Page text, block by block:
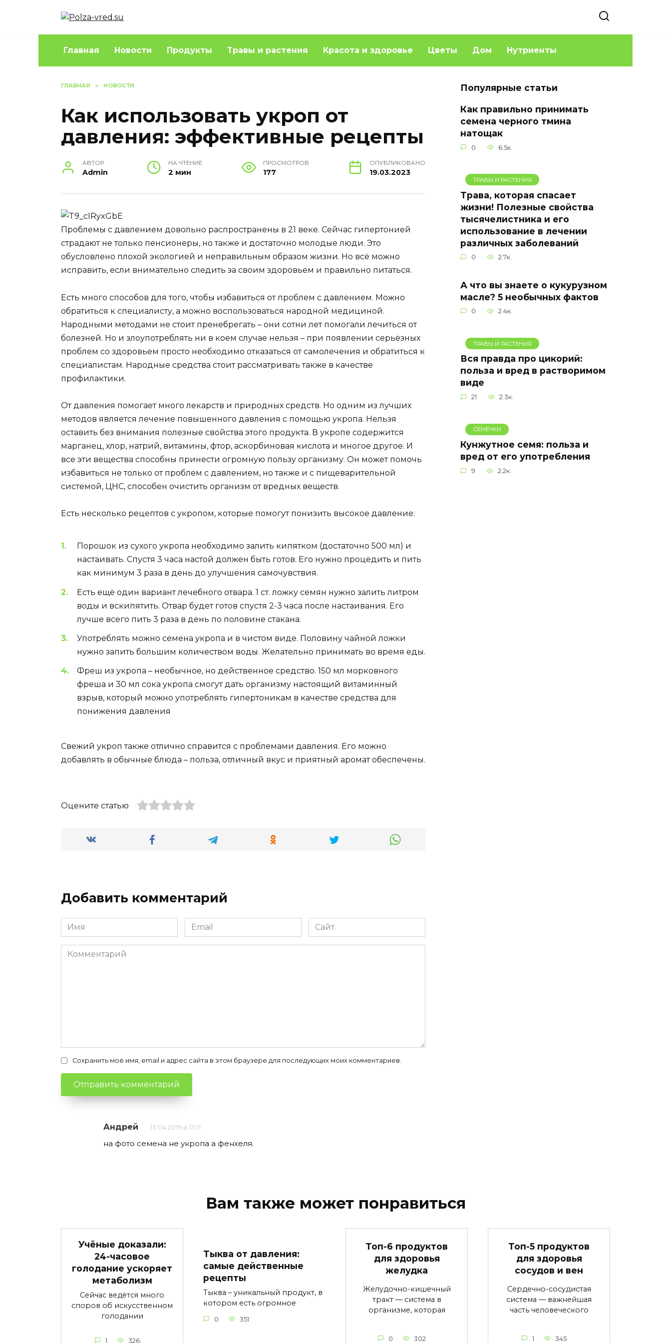
Главная Новости Продукты Травы и растения Красота и здоровье Цветы Дом Нутриенты
ГЛАВНАЯ » НОВОСТИ
Как использовать укроп от
давления: эффективные рецепты
АВТОР
Admin
НА ЧТЕНИЕ
2 мин
ПРОСМОТРОВ
177
ОПУБЛИКОВАНО
19.03.2023
Проблемы с давлением довольно распространены в 21 веке. Сейчас гипертонией
страдают не только пенсионеры, но также и достаточно молодые люди. Это
обусловлено плохой экологией и неправильным образом жизни. Но всё можно
исправить, если внимательно следить за своим здоровьем и правильно питаться.
Есть много способов для того, чтобы избавиться от проблем с давлением. Можно
обратиться к специалисту, а можно воспользоваться народной медициной.
Народными методами не стоит пренебрегать – они сотни лет помогали лечиться от
болезней. Но и злоупотреблять ни в коем случае нельзя – при появлении серьёзных
проблем со здоровьем просто необходимо отказаться от самолечения и обратиться к
специалистам. Народные средства стоит рассматривать также в качестве
профилактики.
От давления помогает много лекарств и природных средств. Но одним из лучших
методов является лечение повышенного давления с помощью укропа. Нельзя
оставить без внимания полезные свойства этого продукта. В укропе содержится
марганец, хлор, натрий, витамины, фтор, аскорбиновая кислота и многое другое. И
все эти вещества способны принести огромную пользу организму. Он может помочь
избавиться не только от проблем с давлением, но также и с пищеварительной
системой, ЦНС, способен очистить организм от вредных веществ.
Есть несколько рецептов с укропом, которые помогут понизить высокое давление:
Порошок из сухого укропа необходимо залить кипятком (достаточно 500 мл) и
настаивать. Спустя 3 часа настой должен быть готов. Его нужно процедить и пить
как минимум 3 раза в день до улучшения самочувствия.
Есть ещё один вариант лечебного отвара. 1 ст. ложку семян нужно залить литром
воды и вскипятить. Отвар будет готов спустя 2-3 часа после настаивания. Его
лучше всего пить 3 раза в день по половине стакана.
Употреблять можно семена укропа и в чистом виде. Половину чайной ложки
нужно запить большим количеством воды. Желательно принимать во время еды.
Фреш из укропа – необычное, но действенное средство. 150 мл морковного
фреша и 30 мл сока укропа смогут дать организму настоящий витаминный
взрыв, который можно употреблять гипертоникам в качестве средства для
понижения давления
Свежий укроп также отлично справится с проблемами давления. Его можно
добавлять в обычные блюда – польза, отличный вкус и приятный аромат обеспечены.
Оцените статью
Добавить комментарий
Имя
*
Email
*
Сайт
Комментарий
Сохранить моё имя, email и адрес сайта в этом браузере для последующих моих комментариев.
Андрей 13.04.2019 в 01:11
на фото семена не укропа а фенхеля.
Популярные статьи
Как правильно принимать
семена черного тмина
натощак
0 6.5к.
ТРАВЫ И РАСТЕНИЯ
Трава, которая спасает
жизни! Полезные свойства
тысячелистника и его
использование в лечении
различных заболеваний
0 2.7к.
А что вы знаете о кукурузном
масле? 5 необычных фактов
0 2.4к.
ТРАВЫ И РАСТЕНИЯ
Вся правда про цикорий:
польза и вред в растворимом
виде
21 2.3к.
СЕМЕЧКИ
Кунжутное семя: польза и
вред от его употребления
9 2.2к.
Вам также может понравиться
Учёные доказали:
24-часовое
голодание ускоряет
метаболизм
Сейчас ведётся много
споров об искусственном
голодании
1 326
Тыква от давления:
самые действенные
рецепты
Тыква – уникальный продукт, в
котором есть огромное
0 351
Топ-6 продуктов
для здоровья
желудка
Желудочно-кишечный
тракт — система в
организме, которая
0 302
Топ-5 продуктов
для здоровья
сосудов и вен
Сердечно-сосудистая
система — важнейшая
часть человеческого
1 345